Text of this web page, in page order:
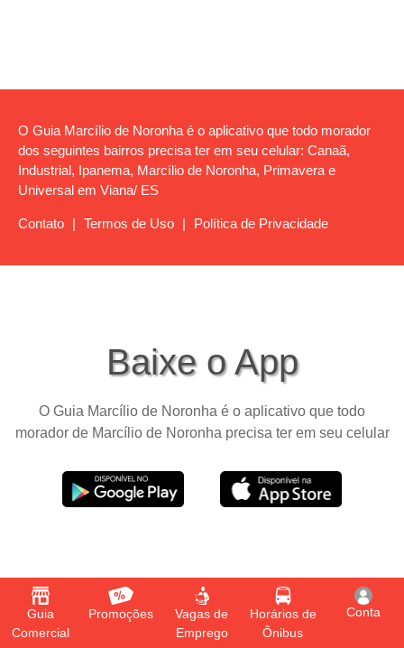
Guia
Comercial
Promoções
Vagas de
Emprego
Horários de
Ônibus
Conta
O Guia Marcílio de Noronha é o aplicativo que todo morador
dos seguintes bairros precisa ter em seu celular: Canaã,
Industrial, Ipanema, Marcílio de Noronha, Primavera e
Universal em Viana/ ES
Contato | Termos de Uso | Política de Privacidade
Baixe o App
O Guia Marcílio de Noronha é o aplicativo que todo
morador de Marcílio de Noronha precisa ter em seu celular